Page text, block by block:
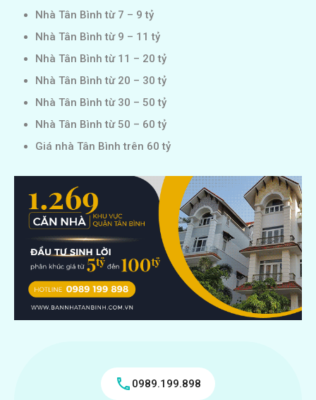
Nhà Tân Bình từ 7 – 9 tỷ
Nhà Tân Bình từ 9 – 11 tỷ
Nhà Tân Bình từ 11 – 20 tỷ
Nhà Tân Bình từ 20 – 30 tỷ
Nhà Tân Bình từ 30 – 50 tỷ
Nhà Tân Bình từ 50 – 60 tỷ
Giá nhà Tân Bình trên 60 tỷ
0989.199.898